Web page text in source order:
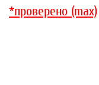
*проверено (max)